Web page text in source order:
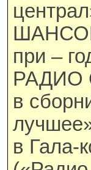
при –
РАДИО
в
в Гала-